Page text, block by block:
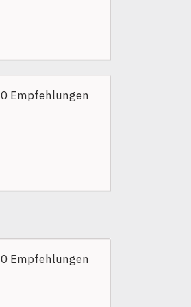
0 Empfehlungen
0 Empfehlungen